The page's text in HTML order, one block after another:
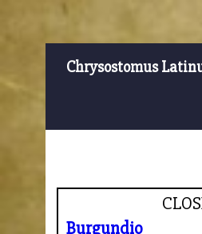
Chrysostomus
Burgundio